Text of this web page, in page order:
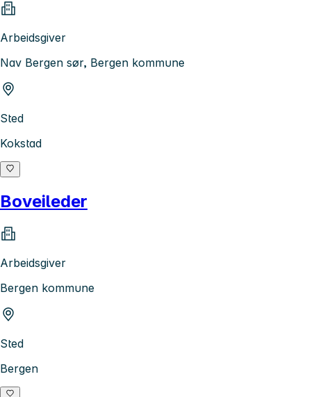
Arbeidsgiver
Nav Bergen sør, Bergen kommune
Sted
Kokstad
Boveileder
Arbeidsgiver
Bergen kommune
Sted
Bergen